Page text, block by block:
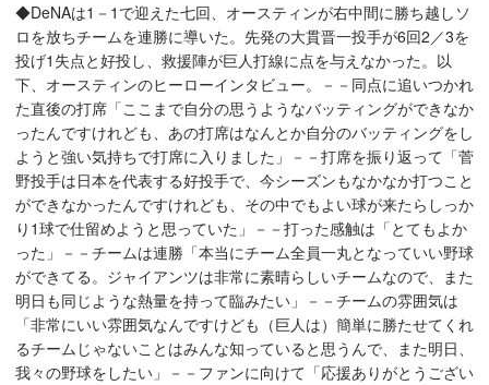
◆DeNAは1－1で迎えた七回、オースティンが右中間に勝ち越しソ
ロを放ちチームを連勝に導いた。先発の大貫晋一投手が6回2／3を
投げ1失点と好投し、救援陣が巨人打線に点を与えなかった。以
下、オースティンのヒーローインタビュー。－－同点に追いつかれ
た直後の打席「ここまで自分の思うようなバッティングができなか
ったんですけれども、あの打席はなんとか自分のバッティングをし
ようと強い気持ちで打席に入りました」－－打席を振り返って「菅
野投手は日本を代表する好投手で、今シーズンもなかなか打つこと
ができなかったんですけれども、その中でもよい球が来たらしっか
り1球で仕留めようと思っていた」－－打った感触は「とてもよか
った」－－チームは連勝「本当にチーム全員一丸となっていい野球
ができてる。ジャイアンツは非常に素晴らしいチームなので、また
明日も同じような熱量を持って臨みたい」－－チームの雰囲気は
「非常にいい雰囲気なんですけども（巨人は）簡単に勝たせてくれ
るチームじゃないことはみんな知っていると思うんで、また明日、
我々の野球をしたい」－－ファンに向けて「応援ありがとうござい